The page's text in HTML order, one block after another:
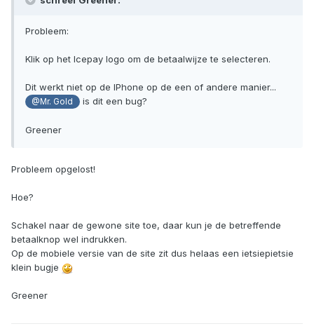
Probleem:
Klik op het Icepay logo om de betaalwijze te selecteren.
Dit werkt niet op de IPhone op de een of andere manier...
@Mr. Gold is dit een bug?
Greener
Probleem opgelost!
Hoe?
Schakel naar de gewone site toe, daar kun je de betreffende
betaalknop wel indrukken.
Op de mobiele versie van de site zit dus helaas een ietsiepietsie
klein bugje
Greener